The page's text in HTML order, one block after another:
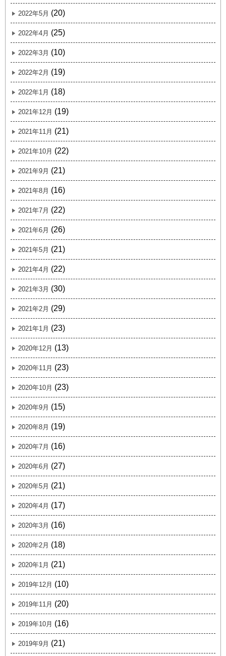
2022年5月 (20)
2022年4月 (25)
2022年3月 (10)
2022年2月 (19)
2022年1月 (18)
2021年12月 (19)
2021年11月 (21)
2021年10月 (22)
2021年9月 (21)
2021年8月 (16)
2021年7月 (22)
2021年6月 (26)
2021年5月 (21)
2021年4月 (22)
2021年3月 (30)
2021年2月 (29)
2021年1月 (23)
2020年12月 (13)
2020年11月 (23)
2020年10月 (23)
2020年9月 (15)
2020年8月 (19)
2020年7月 (16)
2020年6月 (27)
2020年5月 (21)
2020年4月 (17)
2020年3月 (16)
2020年2月 (18)
2020年1月 (21)
2019年12月 (10)
2019年11月 (20)
2019年10月 (16)
2019年9月 (21)